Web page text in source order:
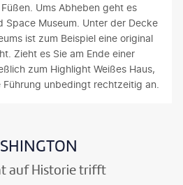
Ums Abheben geht es
Space Museum. Unter der Decke
ist zum Beispiel eine original
Zieht es Sie am Ende einer
zum Highlight Weißes Haus,
unbedingt rechtzeitig an.
auf Historie trifft